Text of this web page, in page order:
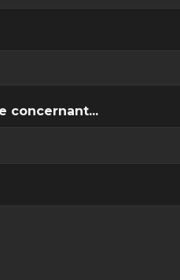
concernant...